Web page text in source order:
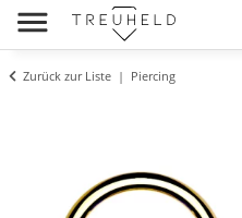
Zurück zur Liste Piercing